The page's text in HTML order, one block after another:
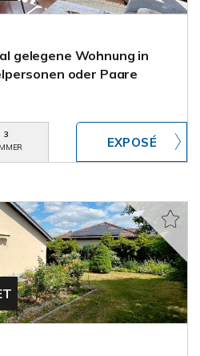
gelegene Wohnung in
oder Paare
3